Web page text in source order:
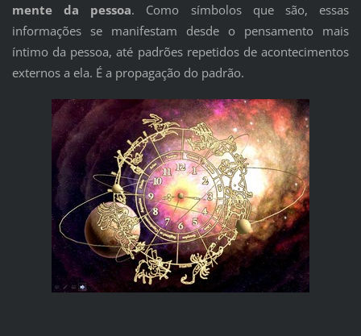
mente da pessoa. Como símbolos que são, essas
informações se manifestam desde o pensamento mais
íntimo da pessoa, até padrões repetidos de acontecimentos
externos a ela. É a propagação do padrão.